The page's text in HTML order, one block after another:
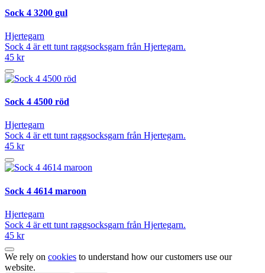
Sock 4 3200 gul
Hjertegarn
Sock 4 är ett tunt raggsocksgarn från Hjertegarn.
45 kr
Sock 4 4500 röd
Hjertegarn
Sock 4 är ett tunt raggsocksgarn från Hjertegarn.
45 kr
Sock 4 4614 maroon
Hjertegarn
Sock 4 är ett tunt raggsocksgarn från Hjertegarn.
45 kr
We rely on cookies to understand how our customers use our
website.